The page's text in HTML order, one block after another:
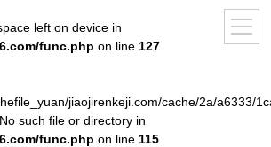
left on device in
func.php on line 127
jiaojirenkeji.com/cache/2a/a6333/
such file or directory in
func.php on line 115